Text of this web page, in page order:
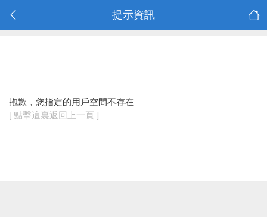
提示資訊
抱歉，您指定的用戶空間不存在
[ 點擊這裏返回上一頁 ]